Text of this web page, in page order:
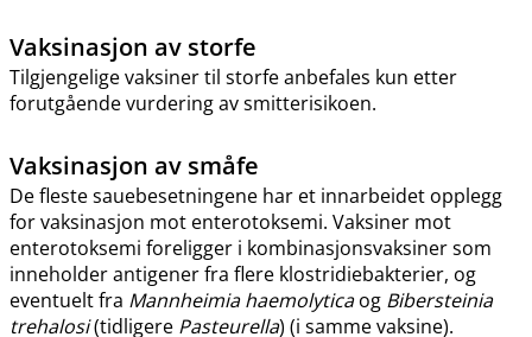
Vaksinasjon av storfe
Tilgjengelige vaksiner til storfe anbefales kun etter
forutgående vurdering av smitterisikoen.
Vaksinasjon av småfe
De fleste sauebesetningene har et innarbeidet opplegg
for vaksinasjon mot enterotoksemi. Vaksiner mot
enterotoksemi foreligger i kombinasjonsvaksiner som
inneholder antigener fra flere klostridiebakterier, og
eventuelt fra Mannheimia haemolyticaog Bibersteinia
trehalosi(tidligere Pasteurella) (i samme vaksine).